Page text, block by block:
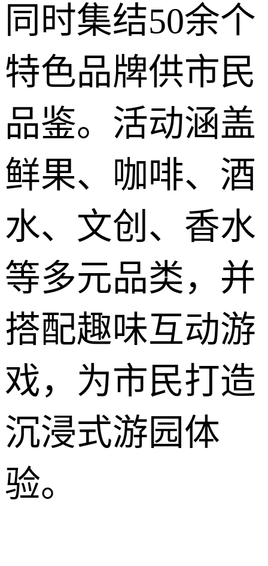
同时集结50余个
特色品牌供市民
品鉴。活动涵盖
鲜果、咖啡、酒
水、文创、香水
等多元品类，并
搭配趣味互动游
戏，为市民打造
沉浸式游园体
验。